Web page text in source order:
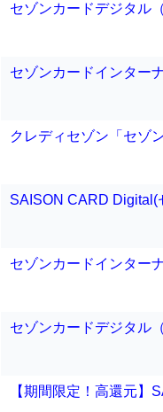
セゾンカードデジタル
セゾンカードインター
クレディセゾン「セゾ
SAISON CARD Digital(
セゾンカードインター
セゾンカードデジタル
【期間限定！高還元】